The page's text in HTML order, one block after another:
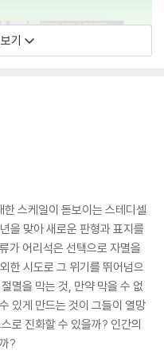
기
스케일이 돋보이는 스테디셀
을 맞아 새로운 판형과 표지를
가 어리석은 선택으로 자멸을
한 시도로 그 위기를 뛰어넘으
멸을 막는 것, 만약 막을 수 없
있게 만드는 것이 그들이 열망
로 진화할 수 있을까? 인간의
?